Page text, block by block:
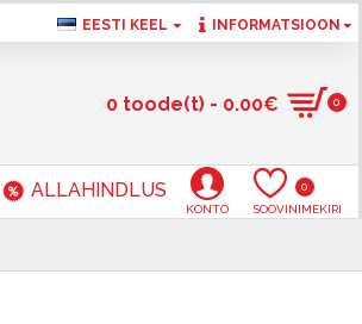
EESTI KEEL INFORMATSIOON
0 toode(t) - 0.00€ 0
ALLAHINDLUS
KONTO SOOVINIMEKIRI
0